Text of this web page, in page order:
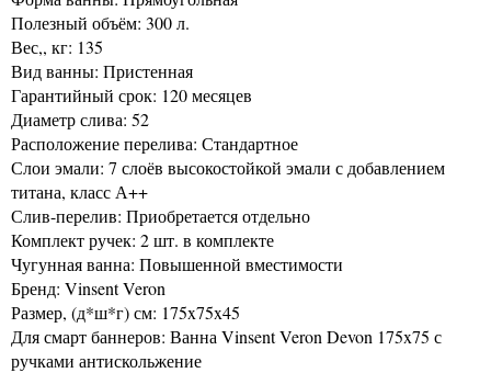
Полезный объём: 300 л.
Вес,, кг: 135
Вид ванны: Пристенная
Гарантийный срок: 120 месяцев
Диаметр слива: 52
Расположение перелива: Стандартное
Слои эмали: 7 слоёв высокостойкой эмали с добавлением
титана, класс А++
Слив-перелив: Приобретается отдельно
Комплект ручек: 2 шт. в комплекте
Чугунная ванна: Повышенной вместимости
Бренд: Vinsent Veron
Размер, (д*ш*г) см: 175x75x45
Для смарт баннеров: Ванна Vinsent Veron Devon 175x75 с
ручками антискольжение